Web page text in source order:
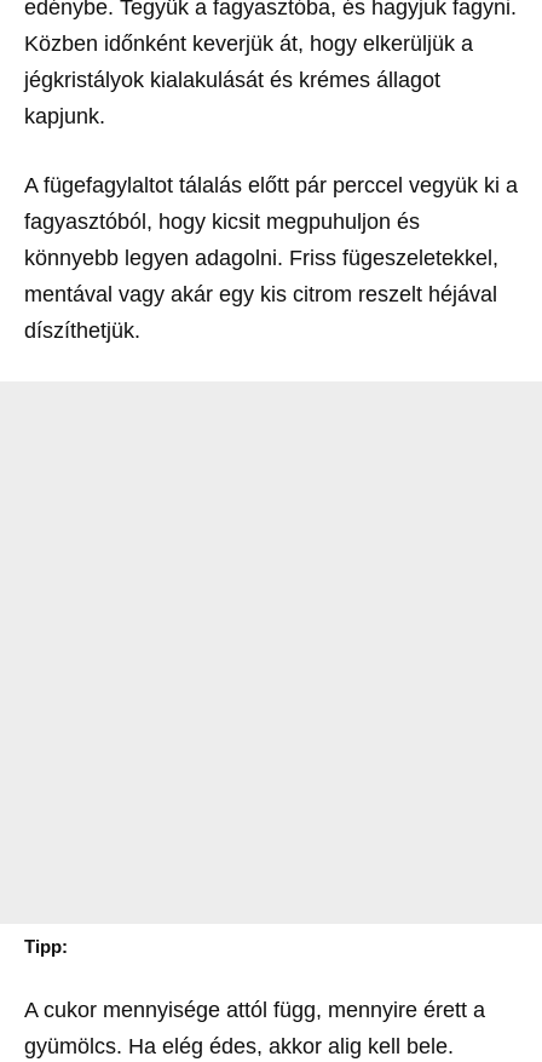
edénybe. Tegyük a fagyasztóba, és hagyjuk fagyni.
Közben időnként keverjük át, hogy elkerüljük a
jégkristályok kialakulását és krémes állagot
kapjunk.
A fügefagylaltot tálalás előtt pár perccel vegyük ki a
fagyasztóból, hogy kicsit megpuhuljon és
könnyebb legyen adagolni. Friss fügeszeletekkel,
mentával vagy akár egy kis citrom reszelt héjával
díszíthetjük.
Tipp:
A cukor mennyisége attól függ, mennyire érett a
gyümölcs. Ha elég édes, akkor alig kell bele.